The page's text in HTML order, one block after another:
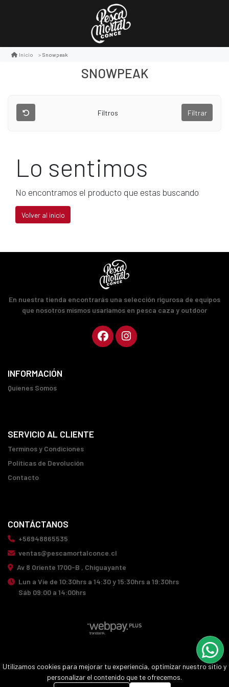
Inicio Snowpeak
SNOWPEAK
Filtros Filtrar
Lo sentimos
No encontramos el producto que estas buscando
Volver al inicio
En nuestra tienda encontrarás una selección rigurosa de equipos
que nosotros mismos usaríamos en pesca caza y outdoor
INFORMACIÓN
Quienes Somos
SERVICIO AL CLIENTE
Terminos y Condiciones
Políticas de Devolución
Contacto
CONTÁCTANOS
+56948865535
ventas@pescamortalconce.cl
Av 8 Oriente 1700-B , Chiguayante
Lun a Vie de 10:30hrs a 14:30 y 15:30hrs a 19:30hrs
Sáb 09:00 a 14:00hrs
¿Te gusta mi tienda? Yo vendo conBsale
Utilizamos cookies para mejorar tu experiencia, optimizar nuestro sitio y
personalizar el contenido que te ofrecemos.